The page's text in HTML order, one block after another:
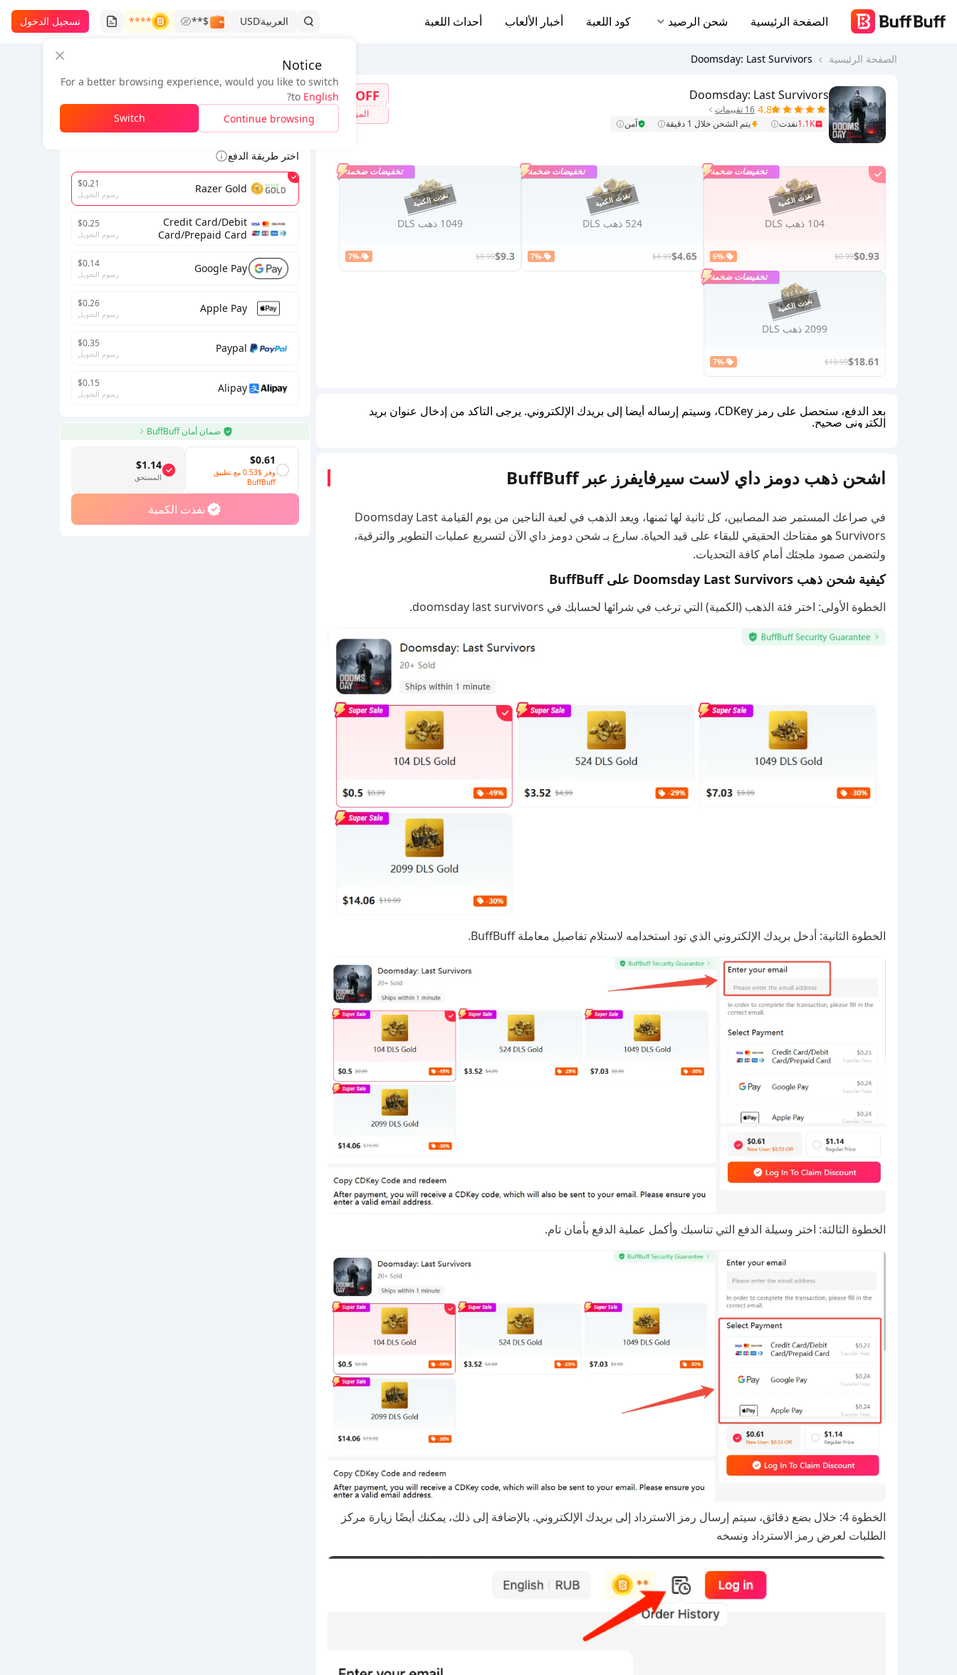
الصفحة الرئيسية شحن الرصيد كود اللعبة أخبار الألعاب أحداث اللعبة العربيةUSD
$**
**** تسجيل الدخول
الصفحة الرئيسية Doomsday: Last Survivors
معلومات الطلب
*
اختر طريقة الدفع
Razer Gold
$0.21
رسوم التحويل
Credit Card/Debit
Card/Prepaid Card
$0.25
رسوم التحويل
Google Pay
$0.14
رسوم التحويل
Apple Pay
$0.26
رسوم التحويل
Paypal
$0.35
رسوم التحويل
Alipay
$0.15
رسوم التحويل
ضمان أمان BuffBuff
$0.61
وفر $0.53
مع تطبيق
BuffBuff
$1.14
المستحق
نفذت الكمية
Doomsday: Last Survivors
4.8 16 تقييمات
1.1Kنفدت يتم الشحن خلال 1 دقيقة آمن
7%OFF
المزيد
104 ذهب DLS
$0.93
$0.99
-6%
تخفيضات ضخمة
524 ذهب DLS
$4.65
$4.99
-7%
تخفيضات ضخمة
1049 ذهب DLS
$9.3
$9.99
-7%
تخفيضات ضخمة
2099 ذهب DLS
$18.61
$19.99
-7%
تخفيضات ضخمة
بعد الدفع، ستحصل على رمز CDKey، وسيتم إرساله أيضاً إلى بريدك الإلكتروني. يرجى التأكد من إدخال عنوان بريد
إلكتروني صحيح.
اشحن ذهب دومز داي لاست سيرفايفرز عبر BuffBuff
في صراعك المستمر ضد المصابين، كل ثانية لها ثمنها، ويعد الذهب في لعبة الناجين من يوم القيامة Doomsday Last
Survivors هو مفتاحك الحقيقي للبقاء على قيد الحياة. سارع بـ شحن دومز داي الآن لتسريع عمليات التطوير والترقية،
ولتضمن صمود ملجئك أمام كافة التحديات.
كيفية شحن ذهب Doomsday Last Survivors على BuffBuff
الخطوة الأولى: اختر فئة الذهب (الكمية) التي ترغب في شرائها لحسابك في doomsday last survivors.
الخطوة الثانية: أدخل بريدك الإلكتروني الذي تود استخدامه لاستلام تفاصيل معاملة BuffBuff.
الخطوة الثالثة: اختر وسيلة الدفع التي تناسبك وأكمل عملية الدفع بأمان تام.
الخطوة 4: خلال بضع دقائق، سيتم إرسال رمز الاسترداد إلى بريدك الإلكتروني. بالإضافة إلى ذلك، يمكنك أيضًا زيارة مركز
الطلبات لعرض رمز الاسترداد ونسخه
Notice
For a better browsing experience, would you like to switch
to English
?
Continue browsing
Switch